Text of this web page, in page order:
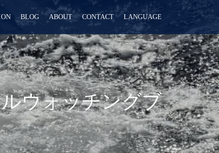
BLOG ABOUT CONTACT LANGUAGE
ウォッチングブ